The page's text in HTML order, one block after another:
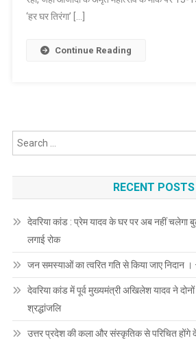
‘हर घर तिरंगा’ […]
Continue Reading
RECENT POSTS
देवरिया कांड : प्रेम यादव के घर पर अब नहीं चलेगा
लगाई रोक
जन समस्याओं का त्वरित गति से किया जाए निदान ।
देवरिया कांड में पूर्व मुख्यमंत्री अखिलेश यादव ने
श्रद्धांजलि
उत्तर प्रदेश की कला और संस्कृतिक से परिचित होंगे